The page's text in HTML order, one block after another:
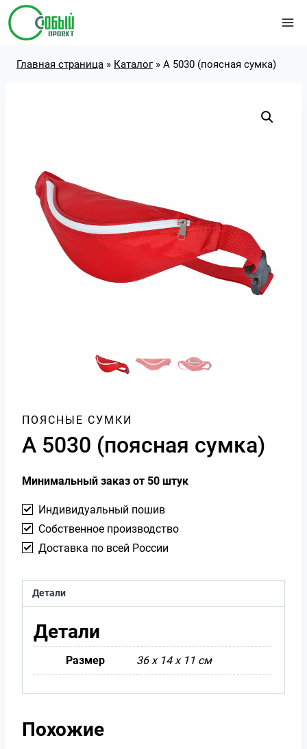
Перейти
содержимому
Главная страница » Каталог» А 5030 (поясная сумка)
ПОЯСНЫЕ СУМКИ
А 5030 (поясная сумка)
Минимальный заказ от 50 штук
Индивидуальный пошив
Собственное производство
Доставка по всей России
Детали
Детали
Размер 36 х 14 х 11 см
Похожие